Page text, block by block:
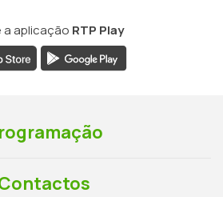
a aplicação RTP Play